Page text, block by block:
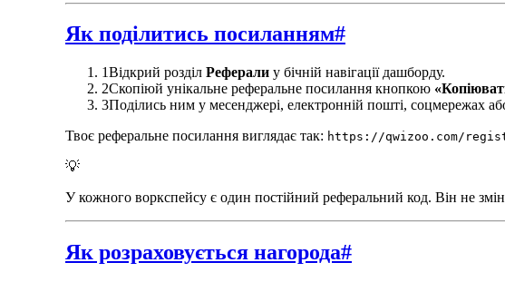
Як поділитись посиланням#
1Відкрий розділ Реферали у бічній навігації дашборду.
2Скопіюй унікальне реферальне посилання кнопкою
3Поділись ним у месенджері, електронній пошті, соцмережах
Твоє реферальне посилання виглядає так: https://qwizoo.com/
💡
У кожного воркспейсу є один постійний реферальний код. Він не
Як розраховується нагорода#